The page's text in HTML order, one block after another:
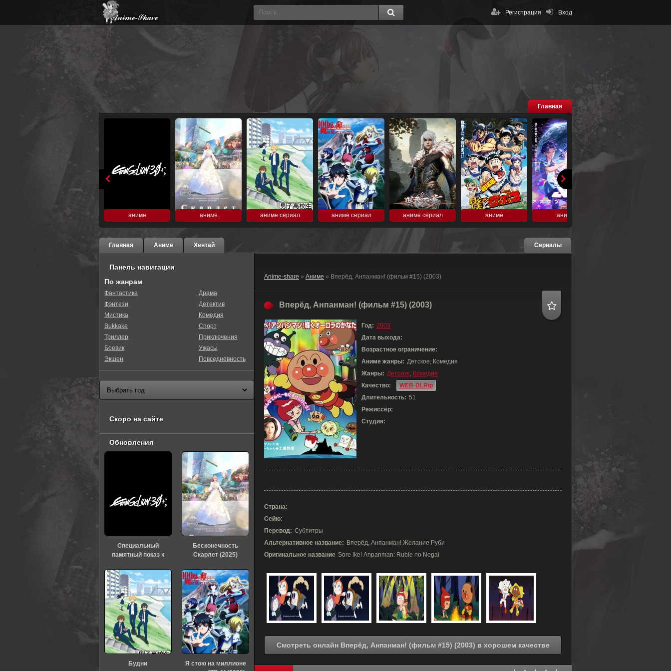
Вход
Регистрация
Главная
аниме аниме аниме сериал аниме сериал аниме сериал аниме аниме
Главная Аниме Хентай Сериалы
Anime-share » Аниме » Вперёд, Анпанман! (фильм #15) (2003)
Вперёд, Анпанман! (фильм #15) (2003)
Год: 2003
Дата выхода:
Возрастное ограничение:
Аниме жанры: Детское, Комедия
Жанры: Детское, Комедия
Качество:
WEB-DLRip
Длительность: 51
Режиссёр:
Студия:
Страна:
Сейю:
Перевод: Субтитры
Альтернативное название: Вперёд, Анпанман! Желание Руби
Оригинальное название Sore Ike! Anpanman: Rubie no Negai
Смотреть онлайн Вперёд, Анпанман! (фильм #15) (2003) в хорошем качестве
Панель навигации
По жанрам
Фантастика
Фэнтези
Мистика
Bukkake
Триллер
Боевик
Экшен
Драма
Детектив
Комедия
Спорт
Приключения
Ужасы
Повседневность
Скоро на сайте
Обновления
Специальный
памятный показ к
«Евангелиона» (2026)
Бесконечность
Скарлет (2025)
Будни
Я стою на миллионе